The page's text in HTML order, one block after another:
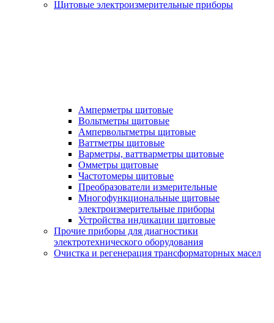
Щитовые электроизмерительные приборы
Амперметры щитовые
Вольтметры щитовые
Ампервольтметры щитовые
Ваттметры щитовые
Варметры, ваттварметры щитовые
Омметры щитовые
Частотомеры щитовые
Преобразователи измерительные
Многофункциональные щитовые
электроизмерительные приборы
Устройства индикации щитовые
Прочие приборы для диагностики
электротехнического оборудования
Очистка и регенерация трансформаторных масел